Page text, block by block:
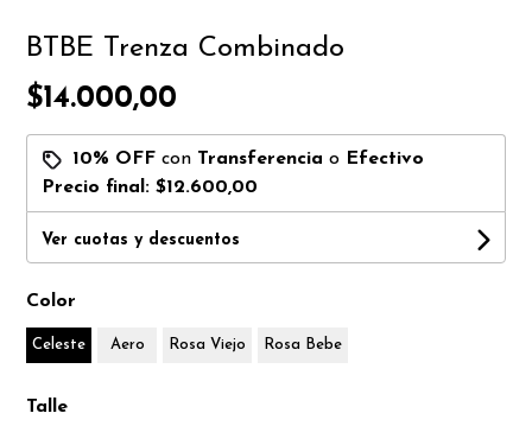
BTBE Trenza Combinado
$14.000,00
10% OFF con Transferencia o Efectivo
Precio final:$12.600,00
Ver cuotas y descuentos
Color
Celeste Aero Rosa Viejo Rosa Bebe
Talle